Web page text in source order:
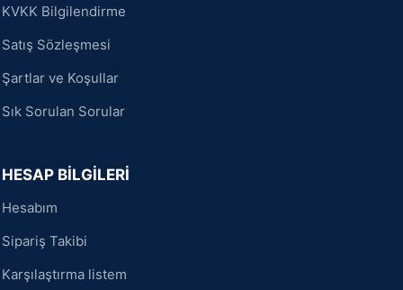
KVKK Bilgilendirme
Satış Sözleşmesi
Şartlar ve Koşullar
Sık Sorulan Sorular
HESAP BİLGİLERİ
Hesabım
Sipariş Takibi
Karşılaştırma listem